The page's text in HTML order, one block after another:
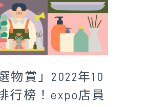
物賞」2022年10
行榜！expo店員